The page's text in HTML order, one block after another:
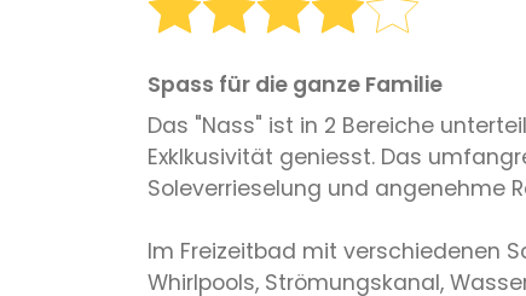
Spass für die ganze Familie
Das "Nass" ist in 2 Bereiche
Exklkusivität geniesst. Das
Soleverrieselung und angenehme
Im Freizeitbad mit verschiedenen
Whirlpools, Strömungskanal,